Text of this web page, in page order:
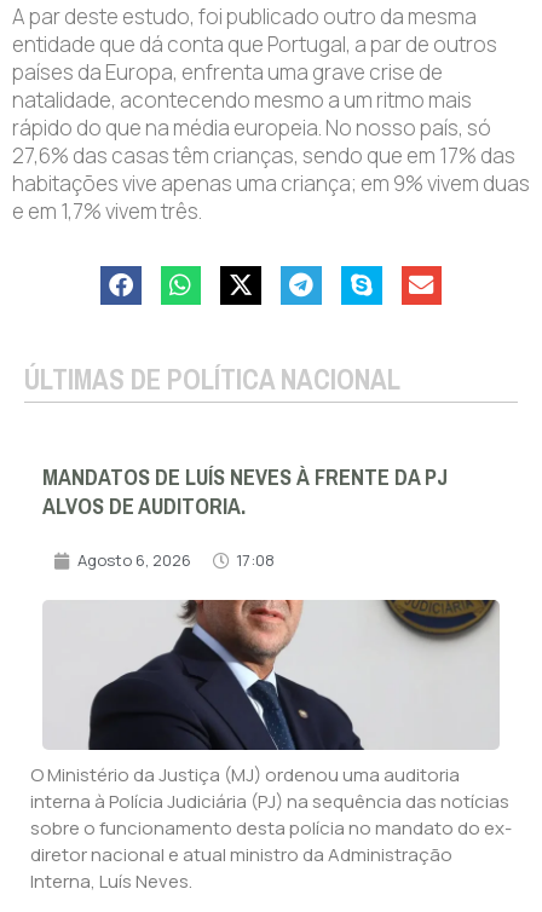
A par deste estudo, foi publicado outro da mesma
entidade que dá conta que Portugal, a par de outros
países da Europa, enfrenta uma grave crise de
natalidade, acontecendo mesmo a um ritmo mais
rápido do que na média europeia. No nosso país, só
27,6% das casas têm crianças, sendo que em 17% das
habitações vive apenas uma criança; em 9% vivem duas
e em 1,7% vivem três.
ÚLTIMAS DE POLÍTICA NACIONAL
MANDATOS DE LUÍS NEVES À FRENTE DA PJ
ALVOS DE AUDITORIA.
Agosto 6, 2026 17:08
O Ministério da Justiça (MJ) ordenou uma auditoria
interna à Polícia Judiciária (PJ) na sequência das notícias
sobre o funcionamento desta polícia no mandato do ex-
diretor nacional e atual ministro da Administração
Interna, Luís Neves.